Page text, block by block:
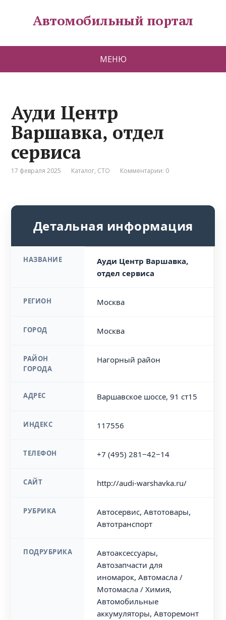
Автомобильный портал
МЕНЮ
Ауди Центр
Варшавка, отдел
сервиса
17 февраля 2025 Каталог, СТО Комментарии: 0
Детальная информация
НАЗВАНИЕ
Ауди Центр Варшавка,
отдел сервиса
РЕГИОН Москва
ГОРОД Москва
РАЙОН
ГОРОДА
Нагорный район
АДРЕС Варшавское шоссе, 91 ст15
ИНДЕКС 117556
ТЕЛЕФОН +7 (495) 281‒42‒14
САЙТ http://audi-warshavka.ru/
РУБРИКА
Автосервис, Автотовары,
Автотранспорт
ПОДРУБРИКА
Автоаксессуары,
Автозапчасти для
иномарок, Автомасла /
Мотомасла / Химия,
Автомобильные
аккумуляторы, Авторемонт